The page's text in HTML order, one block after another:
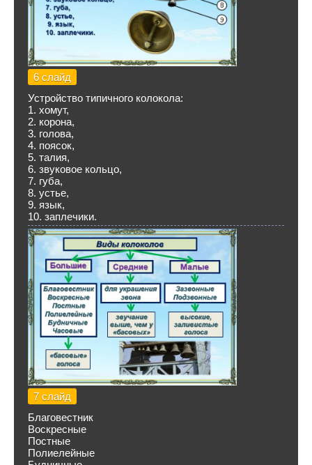
6 слайд
Устройство типичного колокола:
1. хомут,
2. корона,
3. голова,
4. поясок,
5. талия,
6. звуковое кольцо,
7. губа,
8. устье,
9. язык,
10. заплечики.
7 слайд
Благовестник
Воскресные
Постные
Полиелейные